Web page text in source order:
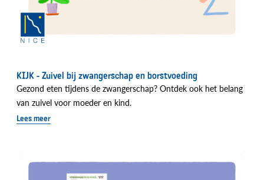
KIJK - Zuivel bij zwangerschap en borstvoeding
Gezond eten tijdens de zwangerschap? Ontdek ook het belang
van zuivel voor moeder en kind.
Lees meer